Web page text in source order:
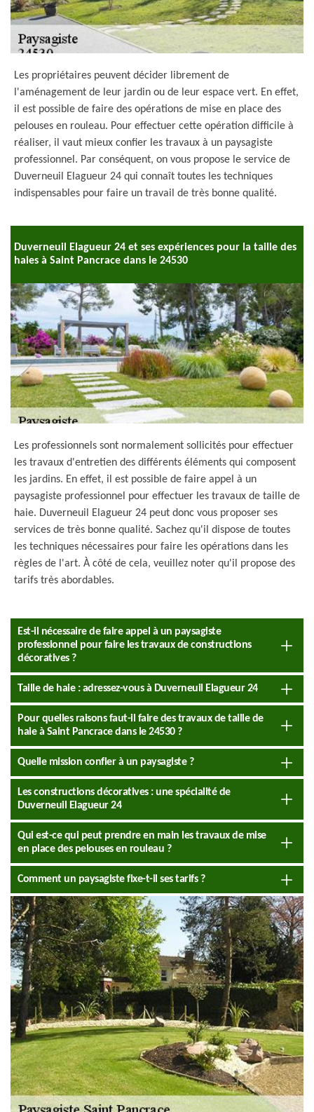
Les propriétaires peuvent décider librement de
l'aménagement de leur jardin ou de leur espace vert. En effet,
il est possible de faire des opérations de mise en place des
pelouses en rouleau. Pour effectuer cette opération difficile à
réaliser, il vaut mieux confier les travaux à un paysagiste
professionnel. Par conséquent, on vous propose le service de
Duverneuil Elagueur 24 qui connaît toutes les techniques
indispensables pour faire un travail de très bonne qualité.
Duverneuil Elagueur 24 et ses expériences pour la taille des
haies à Saint Pancrace dans le 24530
Les professionnels sont normalement sollicités pour effectuer
les travaux d'entretien des différents éléments qui composent
les jardins. En effet, il est possible de faire appel à un
paysagiste professionnel pour effectuer les travaux de taille de
haie. Duverneuil Elagueur 24 peut donc vous proposer ses
services de très bonne qualité. Sachez qu'il dispose de toutes
les techniques nécessaires pour faire les opérations dans les
règles de l'art. À côté de cela, veuillez noter qu'il propose des
tarifs très abordables.
Est-il nécessaire de faire appel à un paysagiste
professionnel pour faire les travaux de constructions
décoratives ?
Taille de haie : adressez-vous à Duverneuil Elagueur 24
Pour quelles raisons faut-il faire des travaux de taille de
haie à Saint Pancrace dans le 24530 ?
Quelle mission confier à un paysagiste ?
Les constructions décoratives : une spécialité de
Duverneuil Elagueur 24
Qui est-ce qui peut prendre en main les travaux de mise
en place des pelouses en rouleau ?
Comment un paysagiste fixe-t-il ses tarifs ?